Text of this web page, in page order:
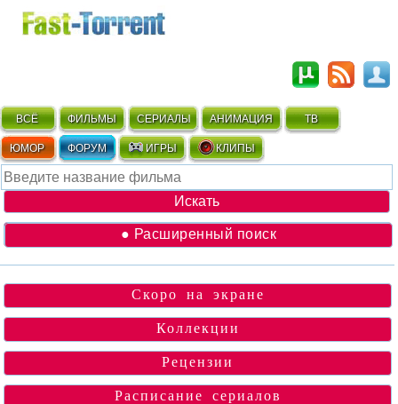
ВСЁ ФИЛЬМЫ СЕРИАЛЫ АНИМАЦИЯ ТВ
ЮМОР ФОРУМ ИГРЫ КЛИПЫ
● Расширенный поиск
Скоро на экране
Коллекции
Рецензии
Расписание сериалов